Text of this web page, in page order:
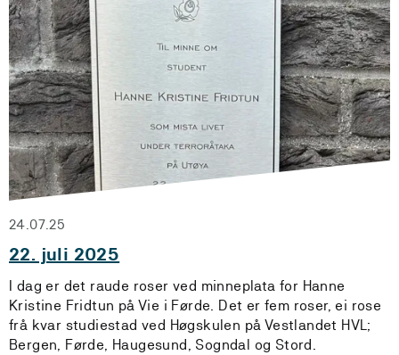
24.07.25
22. juli 2025
I dag er det raude roser ved minneplata for Hanne
Kristine Fridtun på Vie i Førde. Det er fem roser, ei rose
frå kvar studiestad ved Høgskulen på Vestlandet HVL;
Bergen, Førde, Haugesund, Sogndal og Stord.